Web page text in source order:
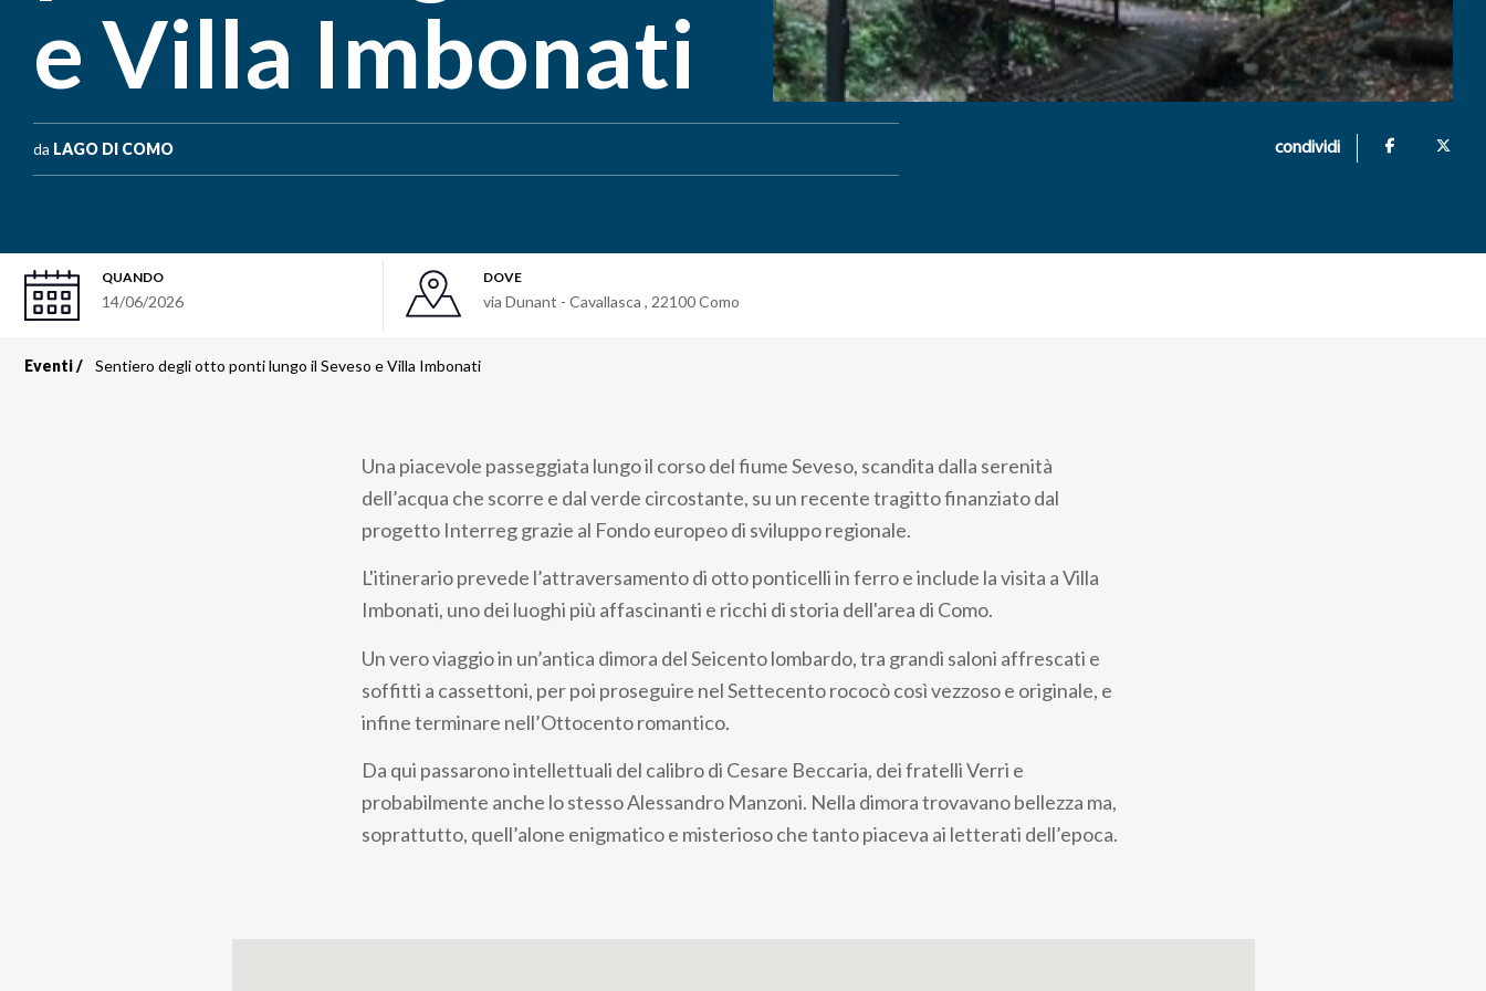
e Villa Imbonati
da LAGO DI COMO condividi
QUANDO
14/06/2026
DOVE
via Dunant - Cavallasca , 22100Como
Eventi Sentiero degli otto ponti lungo il Seveso e Villa Imbonati
Una piacevole passeggiata lungo il corso del fiume Seveso, scandita dalla serenità
dell’acqua che scorre e dal verde circostante, su un recente tragitto finanziato dal
progetto Interreg grazie al Fondo europeo di sviluppo regionale.
L'itinerario prevede l’attraversamento di otto ponticelli in ferro e include la visita a Villa
Imbonati, uno dei luoghi più affascinanti e ricchi di storia dell'area di Como.
Un vero viaggio in un’antica dimora del Seicento lombardo, tra grandi saloni affrescati e
soffitti a cassettoni, per poi proseguire nel Settecento rococò così vezzoso e originale, e
infine terminare nell’Ottocento romantico.
Da qui passarono intellettuali del calibro di Cesare Beccaria, dei fratelli Verri e
probabilmente anche lo stesso Alessandro Manzoni. Nella dimora trovavano bellezza ma,
soprattutto, quell’alone enigmatico e misterioso che tanto piaceva ai letterati dell’epoca.